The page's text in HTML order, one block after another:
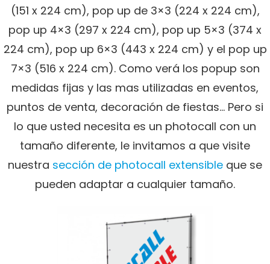
(151 x 224 cm), pop up de 3×3 (224 x 224 cm),
pop up 4×3 (297 x 224 cm), pop up 5×3 (374 x
224 cm), pop up 6×3 (443 x 224 cm) y el pop up
7×3 (516 x 224 cm). Como verá los popup son
medidas fijas y las mas utilizadas en eventos,
puntos de venta, decoración de fiestas… Pero si
lo que usted necesita es un photocall con un
tamaño diferente, le invitamos a que visite
nuestra sección de photocall extensible que se
pueden adaptar a cualquier tamaño.